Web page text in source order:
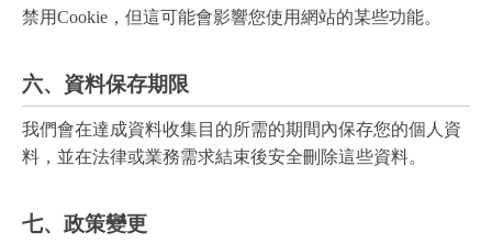
禁用Cookie，但這可能會影響您使用網站的某些功能。
六、資料保存期限
我們會在達成資料收集目的所需的期間內保存您的個人資
料，並在法律或業務需求結束後安全刪除這些資料。
七、政策變更